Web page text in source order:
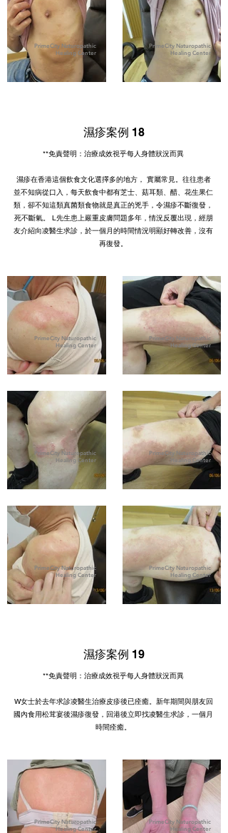
PrimeCity Naturopathic
Healing Center
PrimeCity Naturopathic
Healing Center
濕疹案例 18
**免責聲明：治療成效視乎每人身體狀況而異
濕疹在香港這個飲食文化選擇多的地方， 實屬常見。往往患者
並不知病從口入，每天飲食中都有芝士、菇耳類、醋、花生果仁
類，卻不知這類真菌類食物就是真正的兇手，令濕疹不斷復發，
死不斷氣。 L先生患上嚴重皮膚問題多年，情況反覆出現，經朋
友介紹向凌醫生求診，於一個月的時間情況明顯好轉改善，沒有
再復發。
PrimeCity Naturopathic
Healing Center
PrimeCity Naturopathic
Healing Center
PrimeCity Naturopathic
Healing Center
PrimeCity Naturopathic
Healing Center
PrimeCity Naturopathic
Healing Center
PrimeCity Naturopathic
Healing Center
濕疹案例 19
**免責聲明：治療成效視乎每人身體狀況而異
W女士於去年求診凌醫生治療皮疹後已痊癒。新年期間與朋友回
國內食用松茸宴後濕疹復發，回港後立即找凌醫生求診，一個月
時間痊癒。
PrimeCity Naturopathic
Healing Center
PrimeCity Naturopathic
Healing Center